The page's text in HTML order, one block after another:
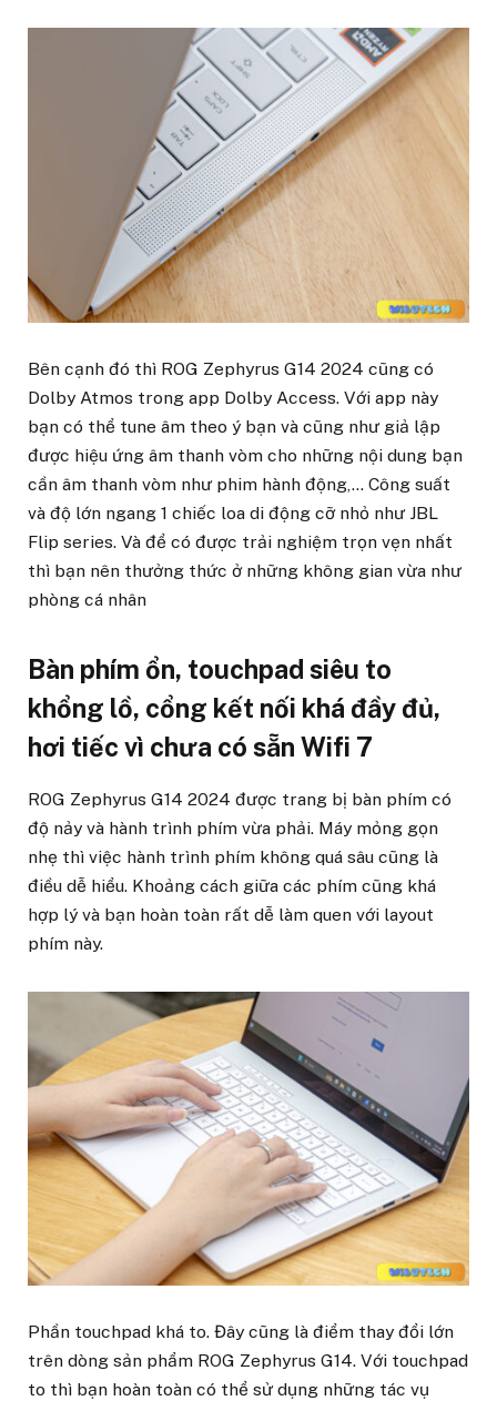
Bên cạnh đó thì ROG Zephyrus G14 2024 cũng có
Dolby Atmos trong app Dolby Access. Với app này
bạn có thể tune âm theo ý bạn và cũng như giả lập
được hiệu ứng âm thanh vòm cho những nội dung bạn
cần âm thanh vòm như phim hành động,… Công suất
và độ lớn ngang 1 chiếc loa di động cỡ nhỏ như JBL
Flip series. Và để có được trải nghiệm trọn vẹn nhất
thì bạn nên thưởng thức ở những không gian vừa như
phòng cá nhân
Bàn phím ổn, touchpad siêu to
khổng lồ, cổng kết nối khá đầy đủ,
hơi tiếc vì chưa có sẵn Wifi 7
ROG Zephyrus G14 2024 được trang bị bàn phím có
độ nảy và hành trình phím vừa phải. Máy mỏng gọn
nhẹ thì việc hành trình phím không quá sâu cũng là
điều dễ hiểu. Khoảng cách giữa các phím cũng khá
hợp lý và bạn hoàn toàn rất dễ làm quen với layout
phím này.
Phần touchpad khá to. Đây cũng là điểm thay đổi lớn
trên dòng sản phẩm ROG Zephyrus G14. Với touchpad
to thì bạn hoàn toàn có thể sử dụng những tác vụ